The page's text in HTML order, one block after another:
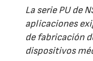
La serie PU de
aplicaciones
de fabricación
dispositivos